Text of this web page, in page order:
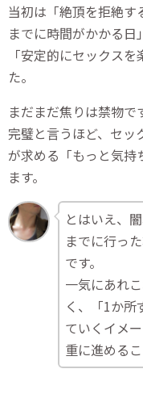
当初は「絶頂を拒絶す
までに時間がかかる日
「安定的にセックス
た。
まだまだ焦りは禁物で
完璧と言うほど、セッ
が求める「もっと気持
ます。
とはいえ、
までに行っ
です。
一気にあれ
く、「1か所
ていくイメ
重に進める